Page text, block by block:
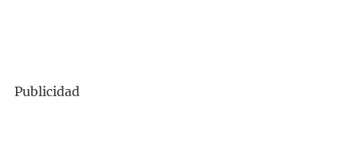
Publicidad